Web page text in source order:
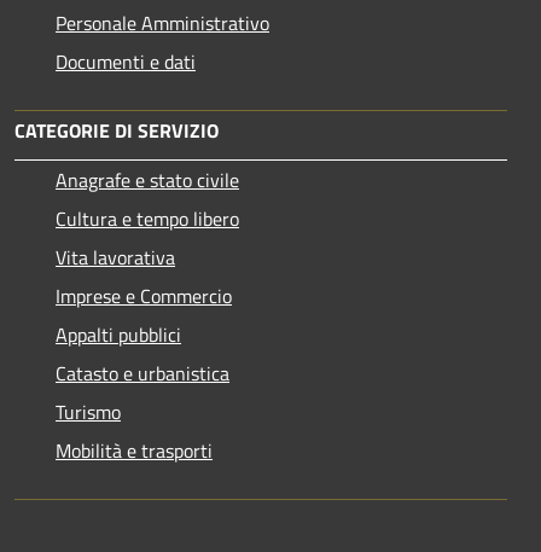
Personale Amministrativo
Documenti e dati
CATEGORIE DI SERVIZIO
Anagrafe e stato civile
Cultura e tempo libero
Vita lavorativa
Imprese e Commercio
Appalti pubblici
Catasto e urbanistica
Turismo
Mobilità e trasporti